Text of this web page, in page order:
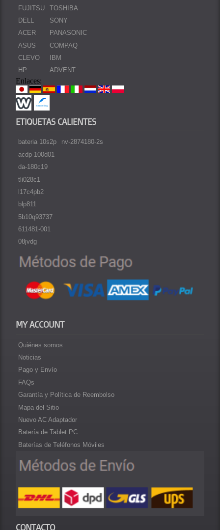
FUJITSU
DELL
ACER
ASUS
CLEVO
HP
TOSHIBA
SONY
PANASONIC
COMPAQ
IBM
ADVENT
Enlaces:
ETIQUETAS CALIENTES
bateria 10s2p
acdp-100d01
da-180c19
tli028c1
l17c4pb2
blp811
5b10q93737
611481-001
08jvdg
nv-2874180-2s
MY ACCOUNT
Quiénes somos
Noticias
Pago y Envío
FAQs
Garantía y Política de Reembolso
Mapa del Sitio
Nuevo AC Adaptador
Batería de Tablet PC
Baterías de Teléfonos Móviles
CONTACTO